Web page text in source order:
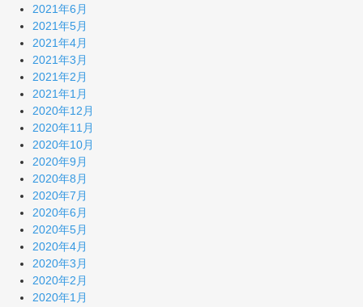
2021年6月
2021年5月
2021年4月
2021年3月
2021年2月
2021年1月
2020年12月
2020年11月
2020年10月
2020年9月
2020年8月
2020年7月
2020年6月
2020年5月
2020年4月
2020年3月
2020年2月
2020年1月